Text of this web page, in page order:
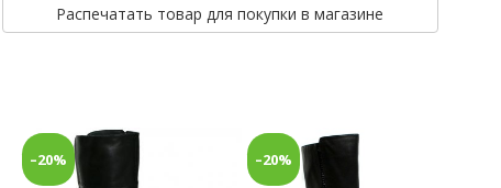
Распечатать товар для покупки в магазине
–20% –20%